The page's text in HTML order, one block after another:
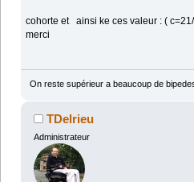
cohorte et ainsi ke ces valeur : (
merci
On reste supérieur a beaucoup de
TDelrieu
Administrateur